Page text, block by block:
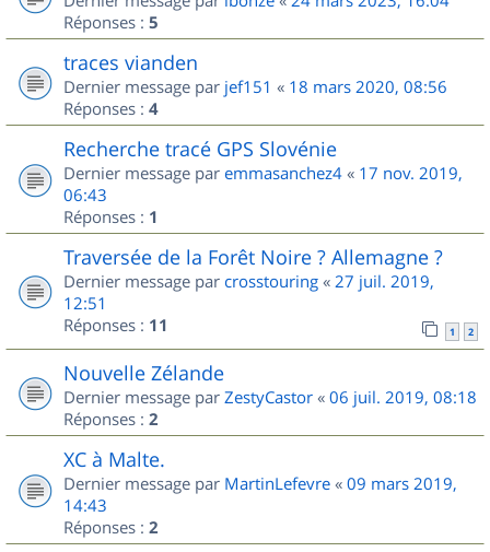
Réponses : 5
traces vianden
Dernier message par jef151 « 18 mars 2020, 08:56
Réponses : 4
Recherche tracé GPS Slovénie
Dernier message par emmasanchez4 « 17 nov. 2019,
06:43
Réponses : 1
Traversée de la Forêt Noire ? Allemagne ?
Dernier message par crosstouring « 27 juil. 2019,
12:51
Réponses : 11 1 2
Nouvelle Zélande
Dernier message par ZestyCastor « 06 juil. 2019, 08:18
Réponses : 2
XC à Malte.
Dernier message par MartinLefevre « 09 mars 2019,
14:43
Réponses : 2